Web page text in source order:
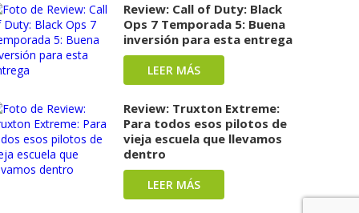
Review: Call of Duty: Black
Ops 7 Temporada 5: Buena
inversión para esta entrega
LEER MÁS
Review: Truxton Extreme:
Para todos esos pilotos de
vieja escuela que llevamos
dentro
LEER MÁS